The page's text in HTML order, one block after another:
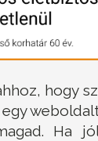
hogy
Ha